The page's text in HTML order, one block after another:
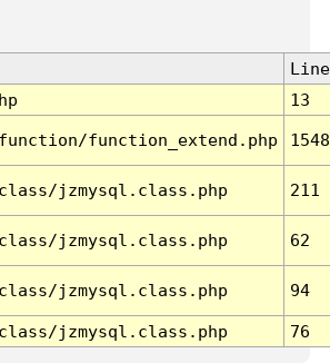
Line
13
function_extend.php 1548
jzmysql.class.php 211
jzmysql.class.php 62
jzmysql.class.php 94
jzmysql.class.php 76